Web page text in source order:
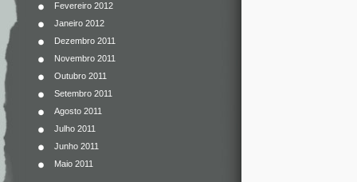
Fevereiro 2012
Janeiro 2012
Dezembro 2011
Novembro 2011
Outubro 2011
Setembro 2011
Agosto 2011
Julho 2011
Junho 2011
Maio 2011